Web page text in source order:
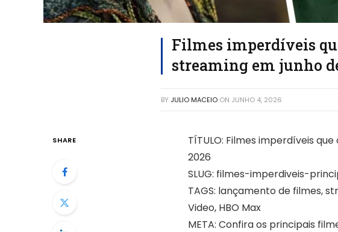
Filmes imperdíveis
streaming em junho
BY JULIO MACEIO ON JUNHO 4, 2026
SHARE
TÍTULO: Filmes imperdíveis
2026
SLUG: filmes-imperdiveis-
TAGS: lançamento de filmes,
Video, HBO Max
META: Confira os principais